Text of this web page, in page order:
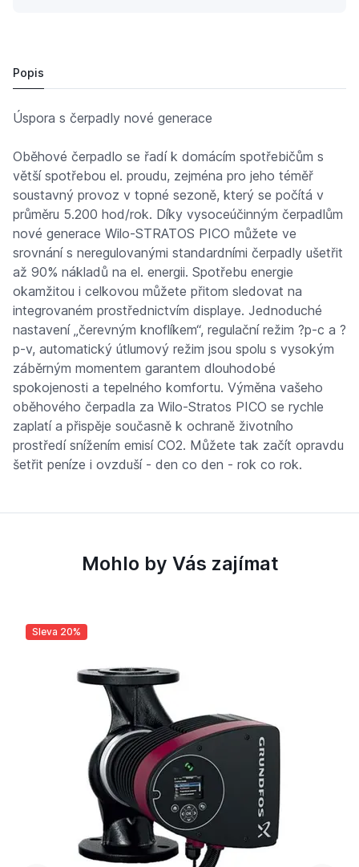
Popis
Úspora s čerpadly nové generace
Oběhové čerpadlo se řadí k domácím spotřebičům s
větší spotřebou el. proudu, zejména pro jeho téměř
soustavný provoz v topné sezoně, který se počítá v
průměru 5.200 hod/rok. Díky vysoceúčinným čerpadlům
nové generace Wilo-STRATOS PICO můžete ve
srovnání s neregulovanými standardními čerpadly ušetřit
až 90% nákladů na el. energii. Spotřebu energie
okamžitou i celkovou můžete přitom sledovat na
integrovaném prostřednictvím displaye. Jednoduché
nastavení „čerevným knoflíkem“, regulační režim ?p-c a ?
p-v, automatický útlumový režim jsou spolu s vysokým
záběrným momentem garantem dlouhodobé
spokojenosti a tepelného komfortu. Výměna vašeho
oběhového čerpadla za Wilo-Stratos PICO se rychle
zaplatí a přispěje současně k ochraně životního
prostředí snížením emisí CO2. Můžete tak začít opravdu
šetřit peníze i ovzduší - den co den - rok co rok.
Mohlo by Vás zajímat
Sleva 20%